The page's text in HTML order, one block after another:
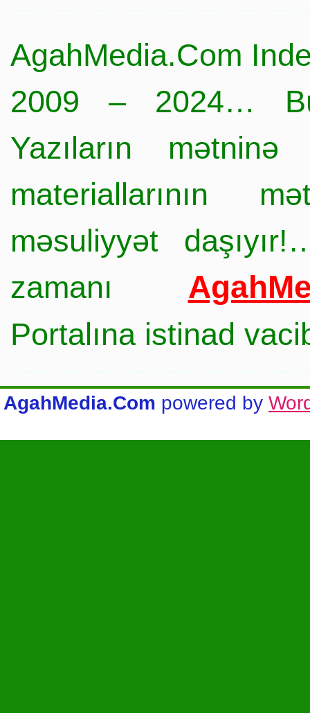
AgahMedia.Com
2009 – 2024…
Yazıların
materiallarının
məsuliyyət
zamanı
Portalına istinad
AgahMedia.Com powered by